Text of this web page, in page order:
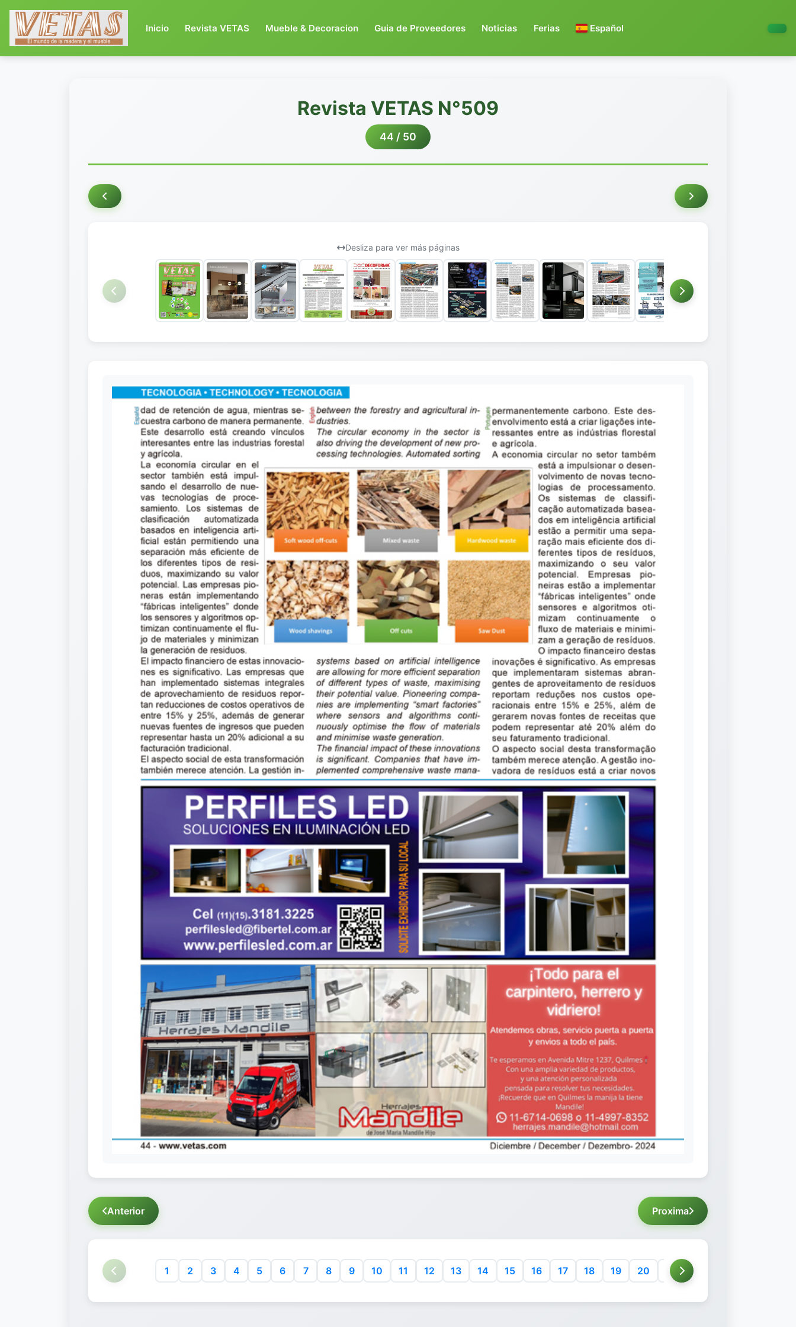
Inicio(current)
Revista VETAS Mueble & Decoracion Guia de Proveedores Noticias Ferias Español
Revista VETAS N°509
44 / 50
Desliza para ver más páginas
Anterior Proxima
1 2 3 4 5 6 7 8 9 10 11 12 13 14 15 16 17 18 19 20 21 22